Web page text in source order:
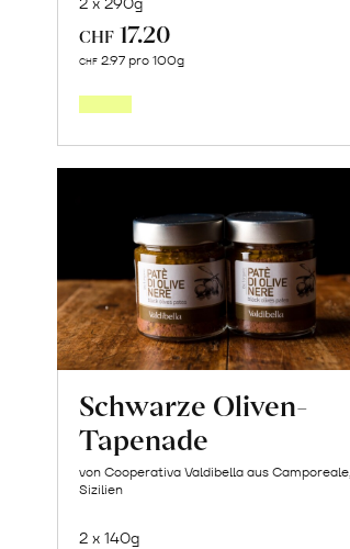
CHF 17.20
CHF 2.97 pro 100g
Schwarze Oliven-
Tapenade
von Cooperativa Valdibella aus Camporeale,
Sizilien
2 x 140g